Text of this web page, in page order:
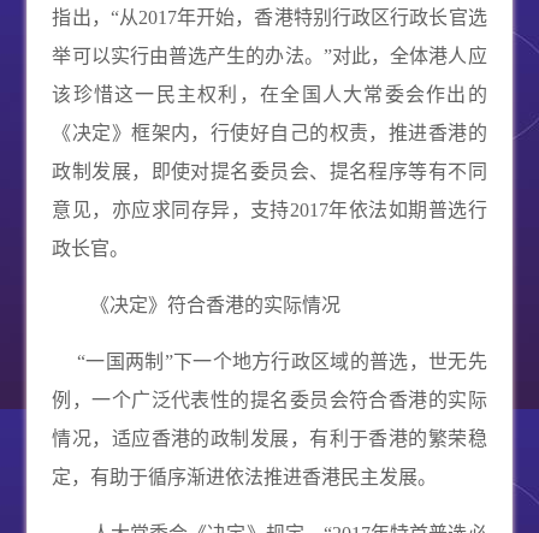
指出，“从2017年开始，香港特别行政区行政长官选
举可以实行由普选产生的办法。”对此，全体港人应
该珍惜这一民主权利，在全国人大常委会作出的
《决定》框架内，行使好自己的权责，推进香港的
政制发展，即使对提名委员会、提名程序等有不同
意见，亦应求同存异，支持2017年依法如期普选行
政长官。
《决定》符合香港的实际情况
“一国两制”下一个地方行政区域的普选，世无先
例，一个广泛代表性的提名委员会符合香港的实际
情况，适应香港的政制发展，有利于香港的繁荣稳
定，有助于循序渐进依法推进香港民主发展。